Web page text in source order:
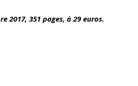
2017, 351 pages, à 29 euros.